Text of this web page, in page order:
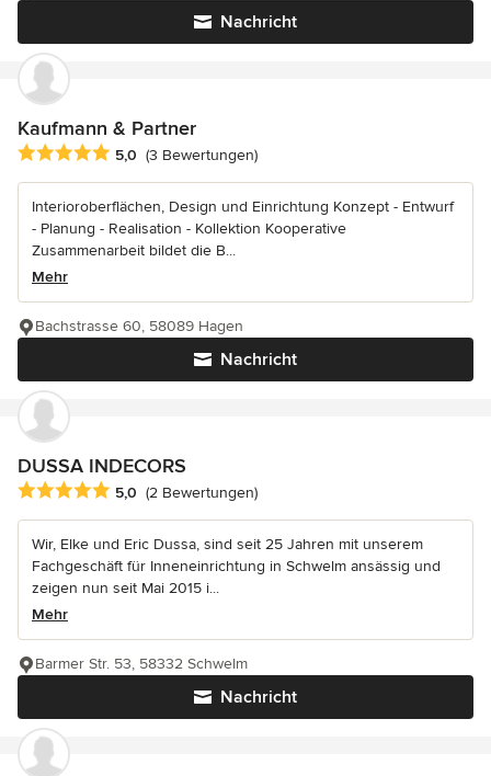
Nachricht
Kaufmann & Partner
Durchschnittliche Bewertung: 5 von 5 Sternen
5,0 (3 Bewertungen)
Interioroberflächen, Design und Einrichtung Konzept - Entwurf
- Planung - Realisation - Kollektion Kooperative
Zusammenarbeit bildet die B...
Mehr
Nachricht
Bachstrasse 60, 58089 Hagen
DUSSA INDECORS
Durchschnittliche Bewertung: 5 von 5 Sternen
5,0 (2 Bewertungen)
Wir, Elke und Eric Dussa, sind seit 25 Jahren mit unserem
Fachgeschäft für Inneneinrichtung in Schwelm ansässig und
zeigen nun seit Mai 2015 i...
Mehr
Nachricht
Barmer Str. 53, 58332 Schwelm